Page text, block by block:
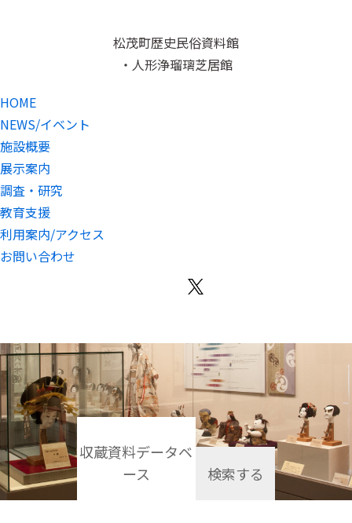
松茂町歴史民俗資料館
・人形浄瑠璃芝居館
HOME
NEWS/イベント
施設概要
展示案内
調査・研究
教育支援
利用案内/アクセス
お問い合わせ
収蔵資料データベ
ース
検索する